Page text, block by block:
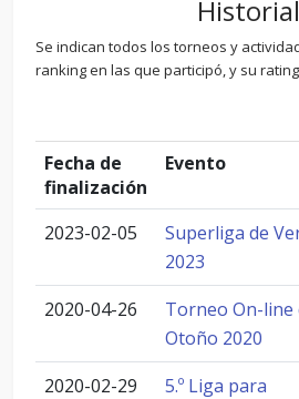
Historial
Se indican todos los torneos y
ranking en las que participó, y su
Fecha de
finalización
Evento
2023-02-05
Superliga de
2023
2020-04-26
Torneo On-line
Otoño 2020
2020-02-29
5.º Liga para